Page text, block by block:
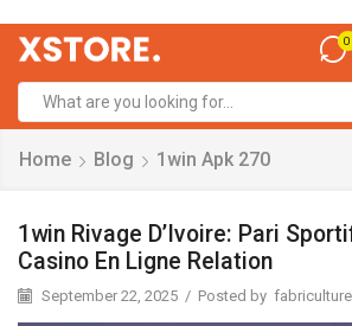
0
Home Blog 1win Apk 270
1win Rivage D’Ivoire: Pari
Casino En Ligne Relation
September 22, 2025 / Posted by